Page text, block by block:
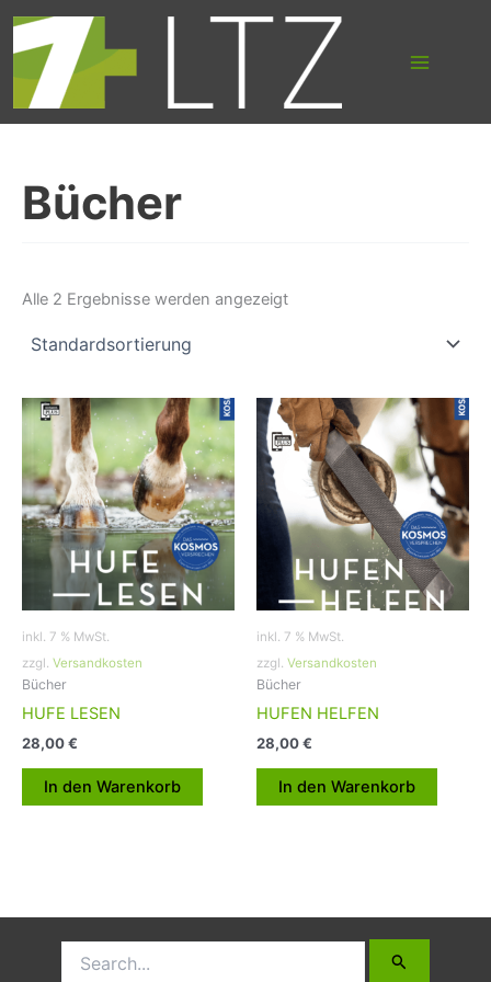
Zum
springen
Bücher
Alle 2 Ergebnisse werden angezeigt
inkl. 7 % MwSt.
zzgl. Versandkosten
Bücher
HUFE LESEN
28,00€
In den Warenkorb
inkl. 7 % MwSt.
zzgl. Versandkosten
Bücher
HUFEN HELFEN
28,00€
In den Warenkorb
nach: